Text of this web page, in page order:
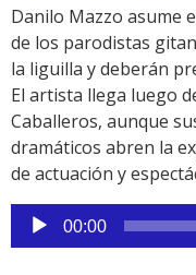
Danilo Mazzo asume
de los parodistas
la liguilla y deberán
El artista llega luego
Caballeros, aunque
dramáticos abren la
de actuación y
Reproductor
de
00:00